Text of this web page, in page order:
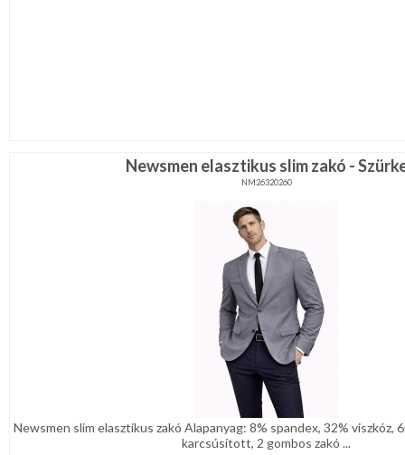
Newsmen elasztikus slim zakó -
NM26320260
Newsmen slim elasztikus zakó Alapanyag: 8% spandex, 32% viszkóz,
karcsúsított, 2 gombos zakó ...